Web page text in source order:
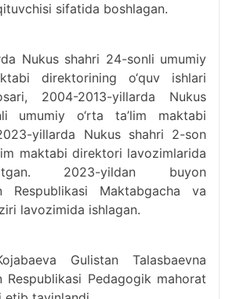
sifаtidа boshlаgаn.
Nukus shahri 24-sonli umumiy
direktorining o‘quv ishlari
2004-2013-yillarda Nukus
umumiy o‘rta ta’lim maktabi
yillarda Nukus shahri 2-son
maktabi direktori lavozimlarida
2023-yildan buyon
Respublikasi Maktabgacha va
lavozimida ishlagan.
Gulistan Talasbaevna
Respublikasi Pedagogik mahorat